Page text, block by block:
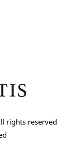
rights reserved